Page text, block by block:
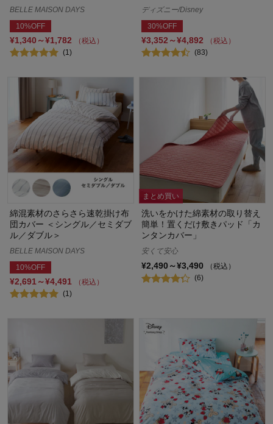
BELLE MAISON DAYS
10%OFF
¥1,340～¥1,782
（税込）
(1)
ディズニー/Disney
30%OFF
¥3,352～¥4,892
（税込）
(83)
綿混素材のさらさら速乾掛け布
団カバー ＜シングル／セミダブ
ル／ダブル＞
BELLE MAISON DAYS
10%OFF
¥2,691～¥4,491
（税込）
(1)
まとめ買い
洗いをかけた綿素材の取り替え
簡単！置くだけ敷きパッド「カ
ンタンカバー」
安くて安心
¥2,490～¥3,490
（税込）
(6)